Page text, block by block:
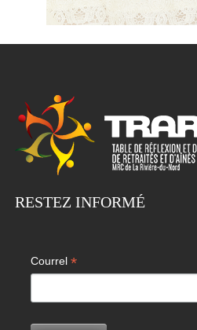
RESTEZ INFORMÉ
Courrel*